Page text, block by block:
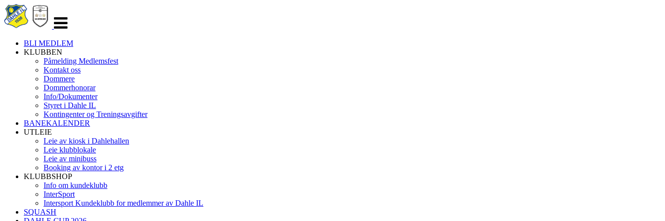
navigasjon
BLI MEDLEM
KLUBBEN
Påmelding Medlemsfest
Kontakt oss
Dommere
Dommerhonorar
Info/Dokumenter
Styret i Dahle IL
Kontingenter og Treningsavgifter
BANEKALENDER
UTLEIE
Leie av kiosk i Dahlehallen
Leie klubblokale
Leie av minibuss
Booking av kontor i 2 etg
KLUBBSHOP
Info om kundeklubb
InterSport
Intersport Kundeklubb for medlemmer av Dahle IL
SQUASH